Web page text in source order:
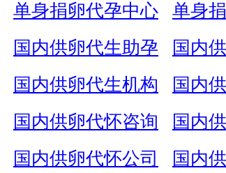
单身捐卵代孕中心
单身
国内供卵代生助孕
国内
国内供卵代生机构
国内
国内供卵代怀咨询
国内
国内供卵代怀公司
国内